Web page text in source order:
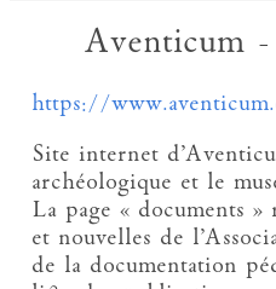
Aventicum
https://
Site internet
archéologique et le
La page « documents
et nouvelles de
de la documentation